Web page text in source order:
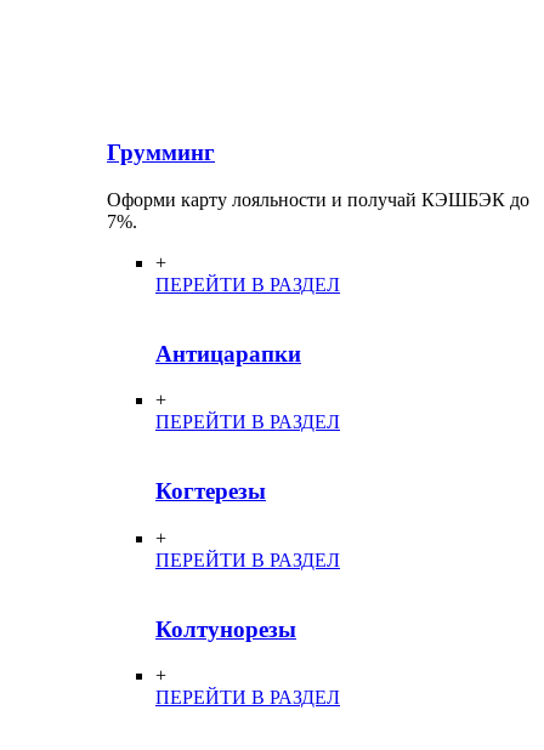
Грумминг
Оформи карту лояльности и получай КЭШБЭК до
7%.
+
ПЕРЕЙТИ В РАЗДЕЛ
Антицарапки
+
ПЕРЕЙТИ В РАЗДЕЛ
Когтерезы
+
ПЕРЕЙТИ В РАЗДЕЛ
Колтунорезы
+
ПЕРЕЙТИ В РАЗДЕЛ